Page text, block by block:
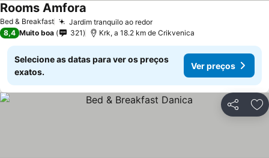
Bed & Breakfast Jardim tranquilo ao redor
Rooms Amfora
8,4 Muito boa 321 Krk, a 18.2 km de Crikvenica
Selecione as datas para ver os preços
exatos.
Ver preços
Partilhar